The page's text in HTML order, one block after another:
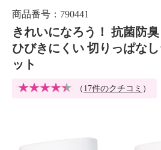
商品番号：790441
きれいになろう！ 抗菌防
ひびきにくい 切りっぱな
ット
（ 17件のクチコミ ）